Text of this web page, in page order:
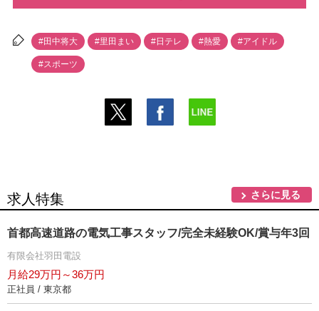
#田中将大 #里田まい #日テレ #熱愛 #アイドル
#スポーツ
求人特集 さらに見る
首都高速道路の電気工事スタッフ/完全未経験OK/賞与年3回
有限会社羽田電設
月給29万円～36万円
正社員 / 東京都